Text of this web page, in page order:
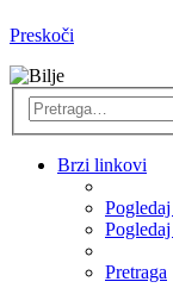
Preskoči
Brzi linkovi
Pretraga